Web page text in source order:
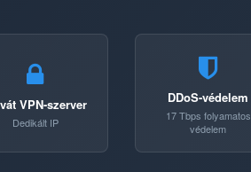
VPN-szerver
Dedikált IP
DDoS-védelem
17 Tbps folyamatos
védelem